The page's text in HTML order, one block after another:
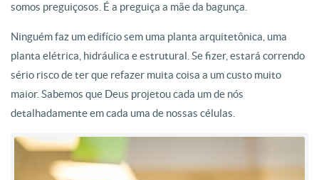
somos preguiçosos. É a preguiça a mãe da bagunça.
Ninguém faz um edifício sem uma planta arquitetônica, uma
planta elétrica, hidráulica e estrutural. Se fizer, estará correndo
sério risco de ter que refazer muita coisa a um custo muito
maior. Sabemos que Deus projetou cada um de nós
detalhadamente em cada uma de nossas células.